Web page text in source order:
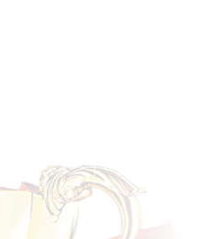
秘书郑雄获评“2023上市公